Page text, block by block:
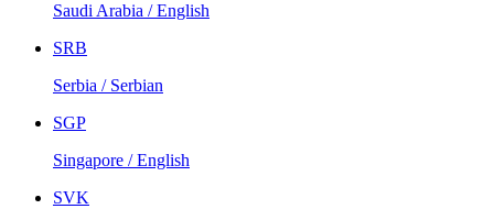
Saudi Arabia / English
SRB
Serbia / Serbian
SGP
Singapore / English
SVK